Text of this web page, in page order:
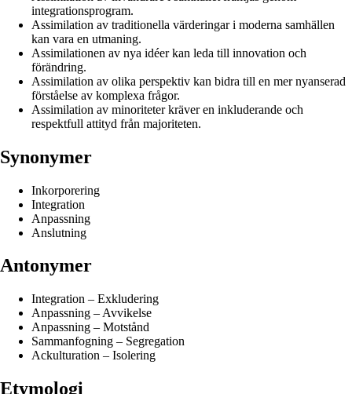
integrationsprogram.
Assimilation av traditionella värderingar i moderna samhällen
kan vara en utmaning.
Assimilationen av nya idéer kan leda till innovation och
förändring.
Assimilation av olika perspektiv kan bidra till en mer nyanserad
förståelse av komplexa frågor.
Assimilation av minoriteter kräver en inkluderande och
respektfull attityd från majoriteten.
Synonymer
Inkorporering
Integration
Anpassning
Anslutning
Antonymer
Integration – Exkludering
Anpassning – Avvikelse
Anpassning – Motstånd
Sammanfogning – Segregation
Ackulturation – Isolering
Etymologi